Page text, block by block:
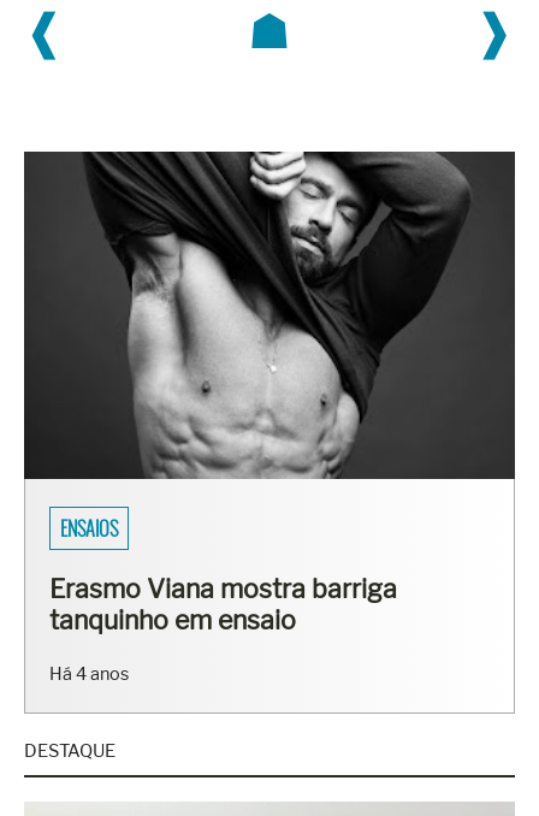
❰ ❱
☗
SARADOS DO BRASIL
Fisiculturistas Lucas Luz e Vinícius
Ribeiro mostram os corpos sarados
DESTAQUE